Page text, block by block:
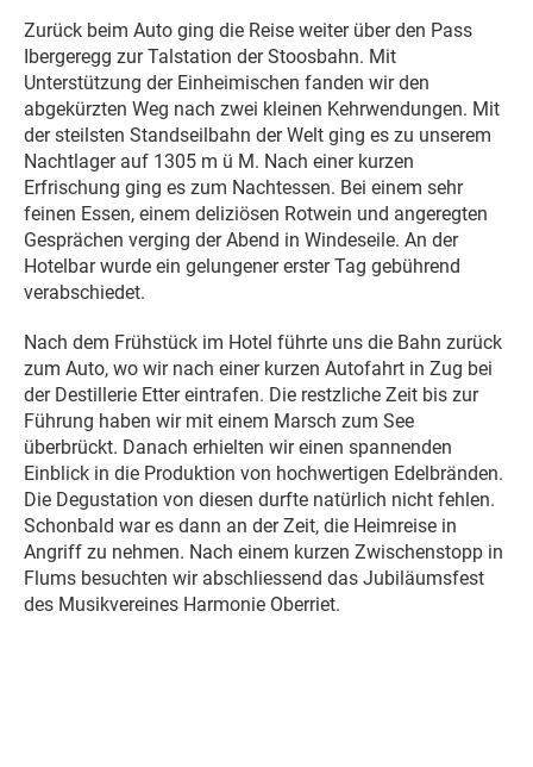
Zurück beim Auto ging die Reise weiter über den Pass
Ibergeregg zur Talstation der Stoosbahn. Mit
Unterstützung der Einheimischen fanden wir den
abgekürzten Weg nach zwei kleinen Kehrwendungen. Mit
der steilsten Standseilbahn der Welt ging es zu unserem
Nachtlager auf 1305 m ü M. Nach einer kurzen
Erfrischung ging es zum Nachtessen. Bei einem sehr
feinen Essen, einem deliziösen Rotwein und angeregten
Gesprächen verging der Abend in Windeseile. An der
Hotelbar wurde ein gelungener erster Tag gebührend
verabschiedet.
Nach dem Frühstück im Hotel führte uns die Bahn zurück
zum Auto, wo wir nach einer kurzen Autofahrt in Zug bei
der Destillerie Etter eintrafen. Die restzliche Zeit bis zur
Führung haben wir mit einem Marsch zum See
überbrückt. Danach erhielten wir einen spannenden
Einblick in die Produktion von hochwertigen Edelbränden.
Die Degustation von diesen durfte natürlich nicht fehlen.
Schonbald war es dann an der Zeit, die Heimreise in
Angriff zu nehmen. Nach einem kurzen Zwischenstopp in
Flums besuchten wir abschliessend das Jubiläumsfest
des Musikvereines Harmonie Oberriet.